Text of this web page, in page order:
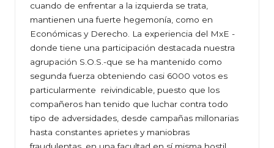
cuando de enfrentar a la izquierda se trata,
mantienen una fuerte hegemonía, como en
Económicas y Derecho. La experiencia del MxE -
donde tiene una participación destacada nuestra
agrupación S.O.S.-que se ha mantenido como
segunda fuerza obteniendo casi 6000 votos es
particularmente reivindicable, puesto que los
compañeros han tenido que luchar contra todo
tipo de adversidades, desde campañas millonarias
hasta constantes aprietes y maniobras